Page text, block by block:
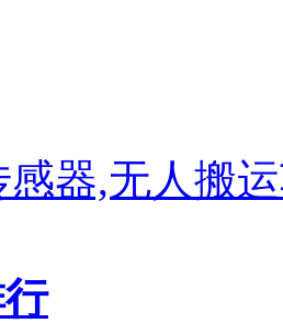
器,无人搬